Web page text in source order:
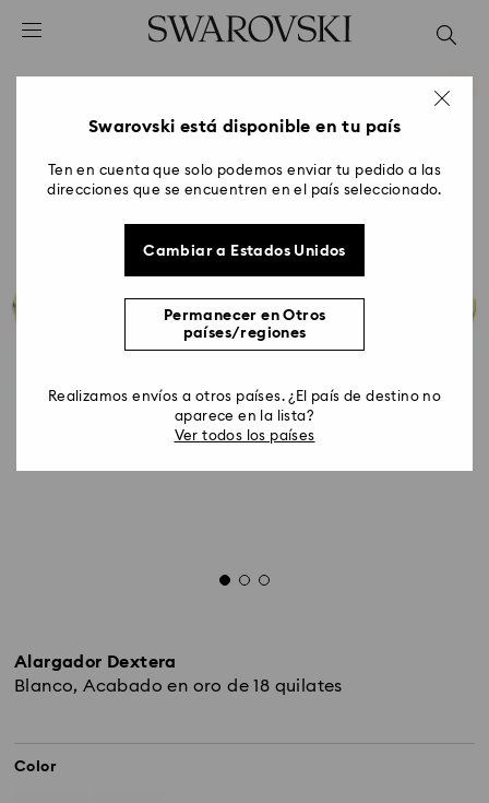
Accesskeys list
2 - Footer
Alargador Dextera
Blanco, Acabado en oro de 18 quilates
Color
Swarovski está disponible en tu país
Ten en cuenta que solo podemos enviar tu pedido a las
direcciones que se encuentren en el país seleccionado.
Cambiar a Estados Unidos
Permanecer en Otros
países/regiones
Realizamos envíos a otros países. ¿El país de destino no
aparece en la lista?
Ver todos los países